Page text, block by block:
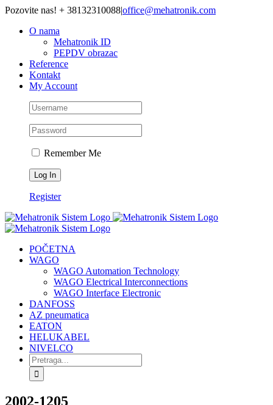
Skip
content
Pozovite nas! + 38132310088|office@mehatronik.com
O nama
Mehatronik ID
PEPDV obrazac
Reference
Kontakt
My Account
Remember Me
Register
POČETNA
WAGO
WAGO Automation Technology
WAGO Electrical Interconnections
WAGO Interface Electronic
DANFOSS
AZ pneumatica
EATON
HELUKABEL
NIVELCO
Search
for:
2002-1205